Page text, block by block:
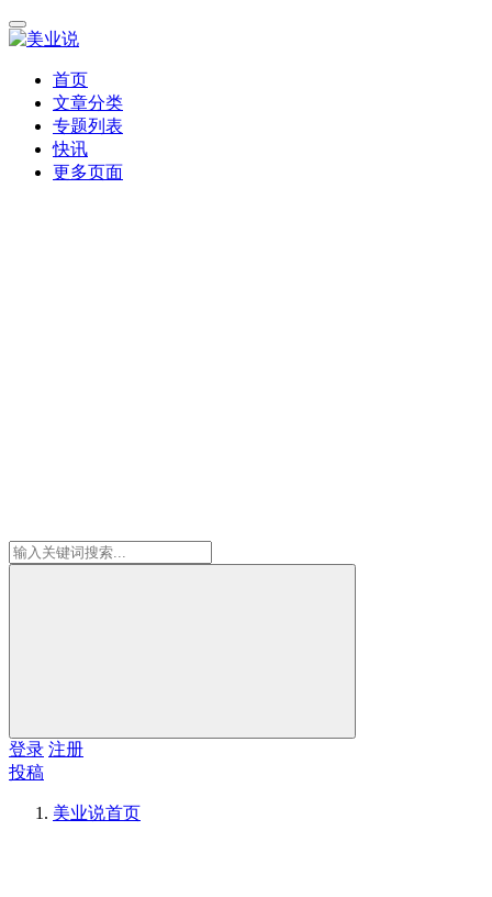
首页
文章分类
专题列表
快讯
更多页面
登录 注册
投稿
美业说首页